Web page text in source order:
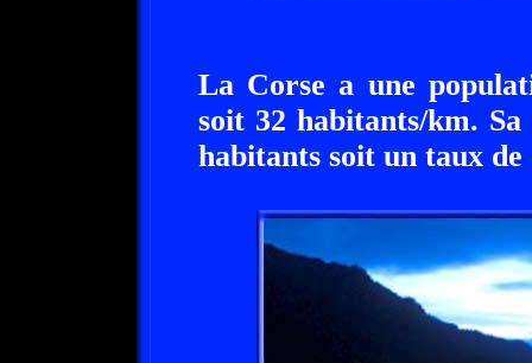
La Corse a une
soit 32 habitants/km.
habitants soit un taux de